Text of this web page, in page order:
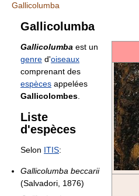
Gallicolumba
Gallicolumba
Gallicolumba est un
genre d'oiseaux
comprenant des
espèces appelées
Gallicolombes
Liste
d'espèces
Selon ITIS:
Gallicolumba beccarii
(Salvadori, 1876)